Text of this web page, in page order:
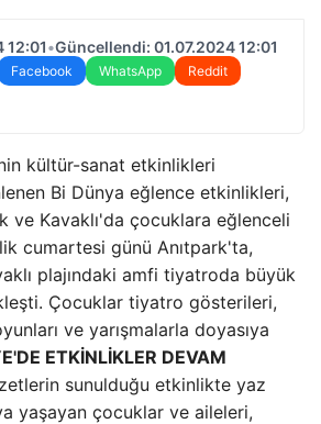
12:01•Güncellendi: 01.07.2024 12:01
Facebook WhatsApp
Reddit
kültür-sanat etkinlikleri
Bi Dünya eğlence etkinlikleri,
ve Kavaklı'da çocuklara eğlenceli
cumartesi günü Anıtpark'ta,
plajındaki amfi tiyatroda büyük
Çocuklar tiyatro gösterileri,
ve yarışmalarla doyasıya
ETKİNLİKLER DEVAM
sunulduğu etkinlikte yaz
yaşayan çocuklar ve aileleri,